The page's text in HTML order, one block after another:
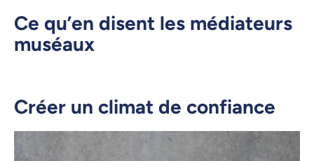
Ce qu’en disent les médiateurs
muséaux
Créer un climat de confiance